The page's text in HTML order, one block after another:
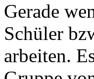
Gerade
Schüler
arbeiten.